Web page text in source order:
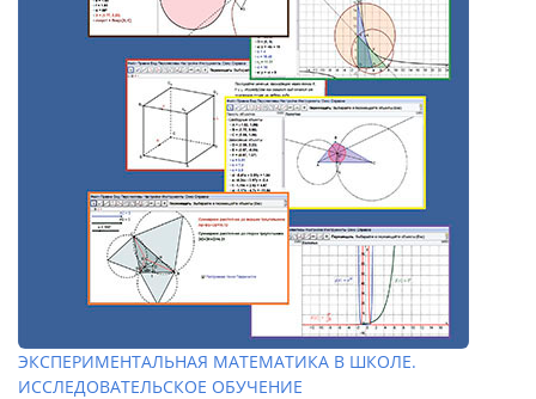
ЭКСПЕРИМЕНТАЛЬНАЯ МАТЕМАТИКА В ШКОЛЕ.
ИССЛЕДОВАТЕЛЬСКОЕ ОБУЧЕНИЕ